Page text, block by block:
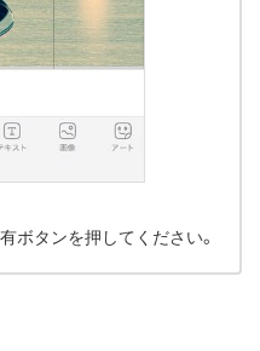
ボタンを押してください。